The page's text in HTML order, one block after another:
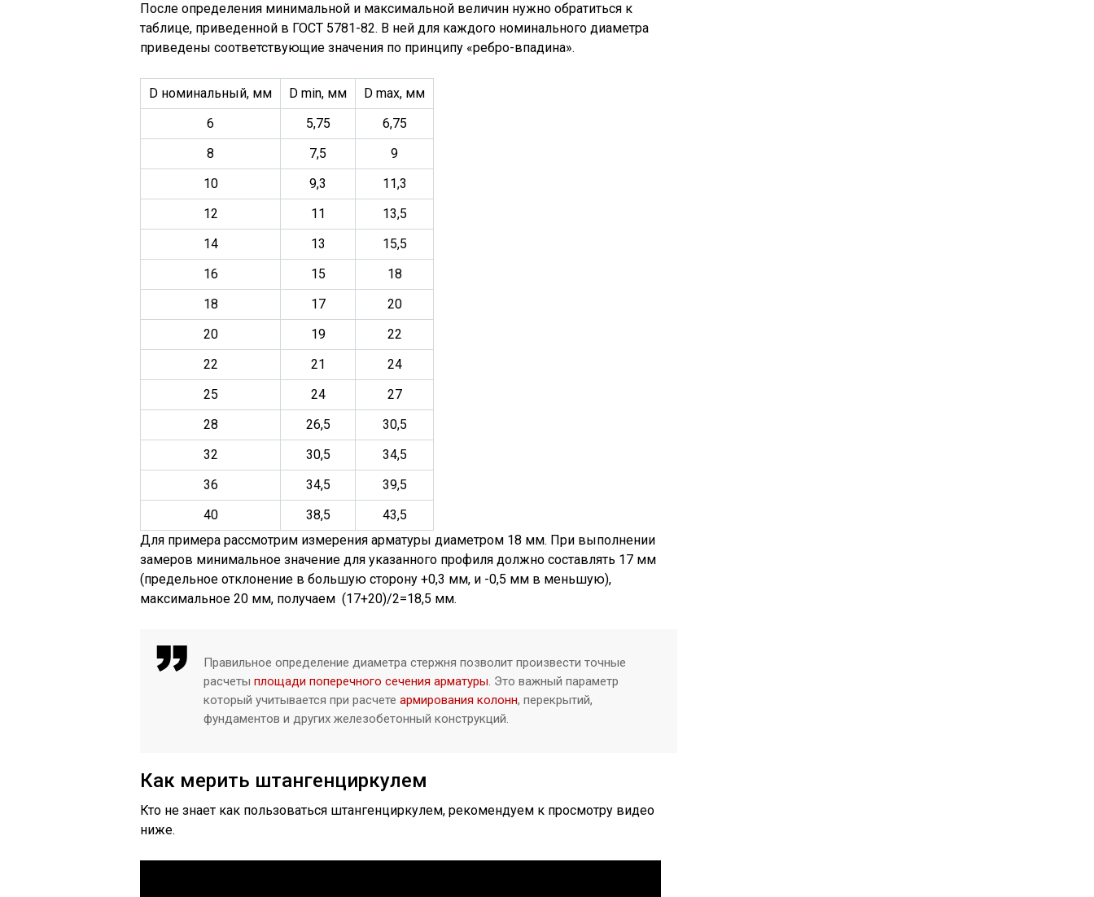
После определения минимальной и максимальной величин нужно обратиться к
таблице, приведенной в ГОСТ 5781-82. В ней для каждого номинального диаметра
приведены соответствующие значения по принципу «ребро-впадина».
D номинальный, мм D min, мм
D max, мм
6
5,75
6,75
8
7,5
9
10
9,3
11,3
12
11
13,5
14
13
15,5
16
15
18
18
17
20
20
19
22
22
21
24
25
24
27
28
26,5
30,5
32
30,5
34,5
36
34,5
39,5
40
38,5
43,5
Для примера рассмотрим измерения арматуры диаметром 18 мм. При выполнении
замеров минимальное значение для указанного профиля должно составлять 17 мм
(предельное отклонение в большую сторону +0,3 мм, и -0,5 мм в меньшую),
максимальное 20 мм, получаем (17+20)/2=18,5 мм.
Правильное определение диаметра стержня позволит произвести точные
расчеты площади поперечного сечения арматуры. Это важный параметр
который учитывается при расчете армирования колонн, перекрытий,
фундаментов и других железобетонный конструкций.
Как мерить штангенциркулем
Кто не знает как пользоваться штангенциркулем, рекомендуем к просмотру видео
ниже.